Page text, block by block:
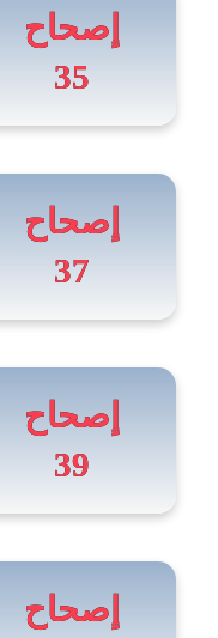
إصحاح
35
إصحاح
37
إصحاح
39
إصحاح